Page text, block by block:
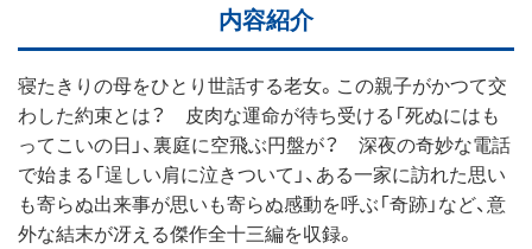
内容紹介
寝たきりの母をひとり世話する老女。この親子がかつて交
わした約束とは？ 皮肉な運命が待ち受ける「死ぬにはも
ってこいの日」、裏庭に空飛ぶ円盤が？ 深夜の奇妙な電話
で始まる「逞しい肩に泣きついて」、ある一家に訪れた思い
も寄らぬ出来事が思いも寄らぬ感動を呼ぶ「奇跡」など、意
外な結末が冴える傑作全十三編を収録。